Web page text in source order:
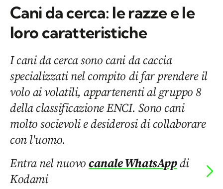
Cani da cerca: le razze e le
loro caratteristiche
I cani da cerca sono cani da caccia
specializzati nel compito di far prendere il
volo ai volatili, appartenenti al gruppo 8
della classificazione ENCI. Sono cani
molto socievoli e desiderosi di collaborare
con l'uomo.
Entra nel nuovocanale WhatsAppdi
Kodami